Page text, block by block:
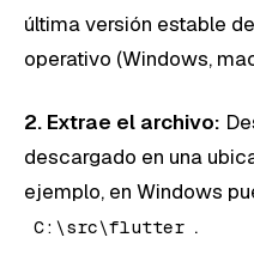
última versión estable
operativo (Windows,
2. Extrae el archivo:
descargado en una
ejemplo, en Windows
C:\src\flutter .